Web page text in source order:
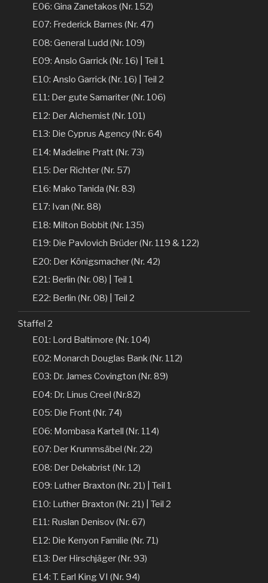
E06: Gina Zanetakos (Nr. 152)
E07: Frederick Barnes (Nr. 47)
E08: General Ludd (Nr. 109)
E09: Anslo Garrick (Nr. 16) | Teil 1
E10: Anslo Garrick (Nr. 16) | Teil 2
E11: Der gute Samariter (Nr. 106)
E12: Der Alchemist (Nr. 101)
E13: Die Cyprus Agency (Nr. 64)
E14: Madeline Pratt (Nr. 73)
E15: Der Richter (Nr. 57)
E16: Mako Tanida (Nr. 83)
E17: Ivan (Nr. 88)
E18: Milton Bobbit (Nr. 135)
E19: Die Pavlovich Brüder (Nr. 119 & 122)
E20: Der Königsmacher (Nr. 42)
E21: Berlin (Nr. 08) | Teil 1
E22: Berlin (Nr. 08) | Teil 2
Staffel 2
E01: Lord Baltimore (Nr. 104)
E02: Monarch Douglas Bank (Nr. 112)
E03: Dr. James Covington (Nr. 89)
E04: Dr. Linus Creel (Nr.82)
E05: Die Front (Nr. 74)
E06: Mombasa Kartell (Nr. 114)
E07: Der Krummsäbel (Nr. 22)
E08: Der Dekabrist (Nr. 12)
E09: Luther Braxton (Nr. 21) | Teil 1
E10: Luther Braxton (Nr. 21) | Teil 2
E11: Ruslan Denisov (Nr. 67)
E12: Die Kenyon Familie (Nr. 71)
E13: Der Hirschjäger (Nr. 93)
E14: T. Earl King VI (Nr. 94)